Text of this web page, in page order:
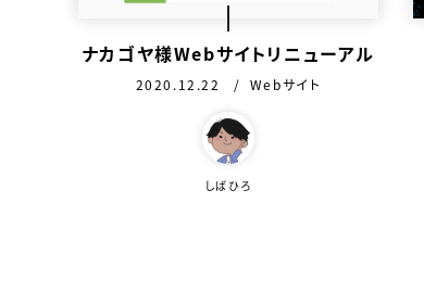
ナカゴヤ様Webサイトリニューアル
公開日：
2020.12.22 カテゴリ：
Webサイト
この作品を作った人
しばひろ